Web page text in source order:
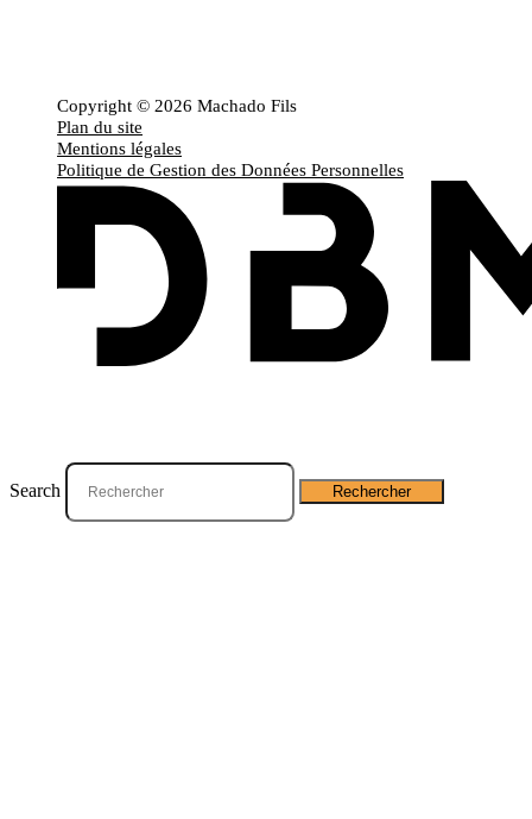
Copyright © 2026 Machado Fils
Plan du site
Mentions légales
Politique de Gestion des Données Personnelles
Search Rechercher